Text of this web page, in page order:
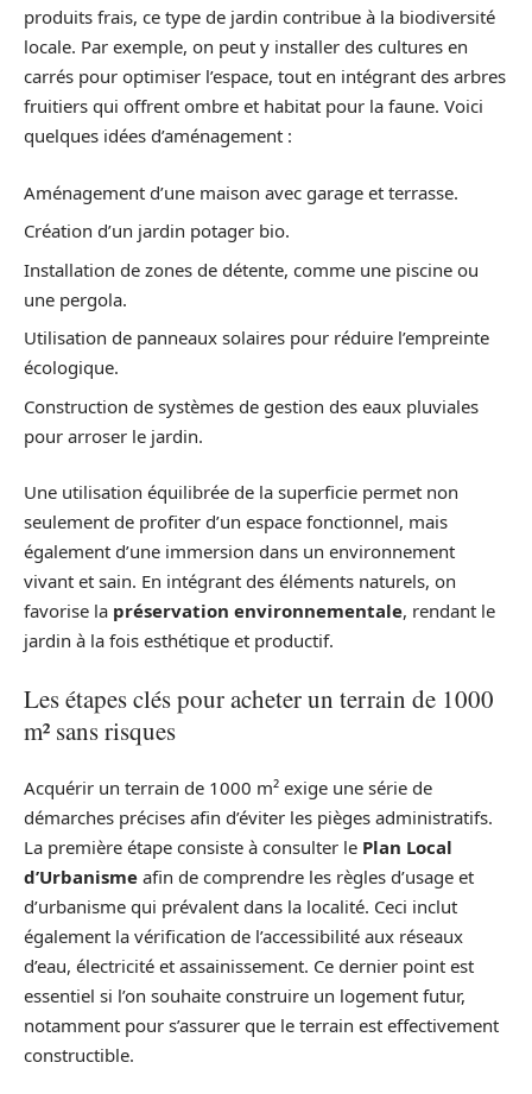
produits frais, ce type de jardin contribue à la biodiversité
locale. Par exemple, on peut y installer des cultures en
carrés pour optimiser l’espace, tout en intégrant des arbres
fruitiers qui offrent ombre et habitat pour la faune. Voici
quelques idées d’aménagement :
Aménagement d’une maison avec garage et terrasse.
Création d’un jardin potager bio.
Installation de zones de détente, comme une piscine ou
une pergola.
Utilisation de panneaux solaires pour réduire l’empreinte
écologique.
Construction de systèmes de gestion des eaux pluviales
pour arroser le jardin.
Une utilisation équilibrée de la superficie permet non
seulement de profiter d’un espace fonctionnel, mais
également d’une immersion dans un environnement
vivant et sain. En intégrant des éléments naturels, on
favorise la préservation environnementale, rendant le
jardin à la fois esthétique et productif.
Les étapes clés pour acheter un terrain de 1000
m² sans risques
Acquérir un terrain de 1000 m² exige une série de
démarches précises afin d’éviter les pièges administratifs.
La première étape consiste à consulter le Plan Local
d’Urbanisme afin de comprendre les règles d’usage et
d’urbanisme qui prévalent dans la localité. Ceci inclut
également la vérification de l’accessibilité aux réseaux
d’eau, électricité et assainissement. Ce dernier point est
essentiel si l’on souhaite construire un logement futur,
notamment pour s’assurer que le terrain est effectivement
constructible.